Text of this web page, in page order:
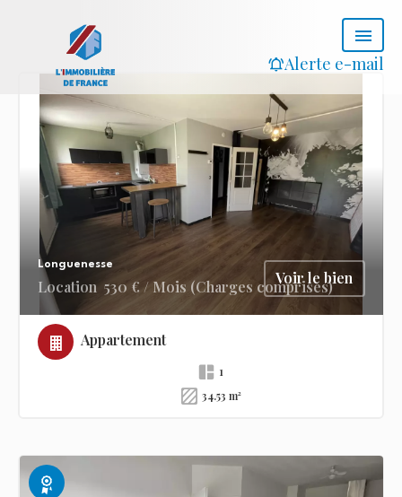
Alerte e-mail
Longuenesse
Location 530 € / Mois (Charges comprises)
Voir le bien
Appartement
1
34.53 m²